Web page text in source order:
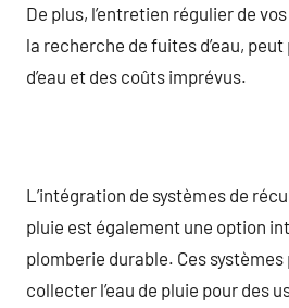
De plus, l’entretien régulier de
la recherche de fuites d’eau,
d’eau et des coûts imprévus.
L’intégration de systèmes de
pluie est également une option
plomberie durable. Ces
collecter l’eau de pluie pour des